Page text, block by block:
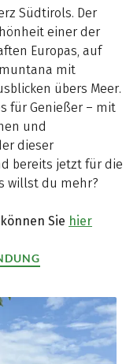
Südtirols. Der
einer der
Europas, auf
mit
übers Meer.
für Genießer – mit
und
dieser
bereits jetzt für die
willst du mehr?
Sie hier